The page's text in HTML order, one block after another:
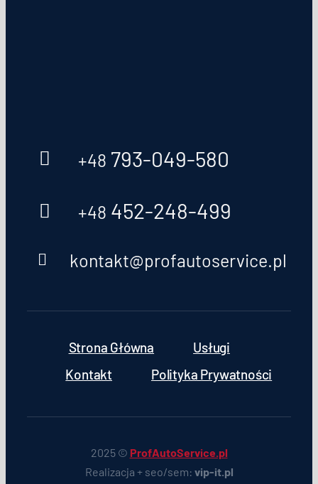
+48 793-049-580
+48 452-248-499
kontakt@profautoservice.pl
Strona Główna
Usługi
Kontakt
Polityka Prywatności
2025 © ProfAutoService.pl
Realizacja + seo/sem: vip-it.pl